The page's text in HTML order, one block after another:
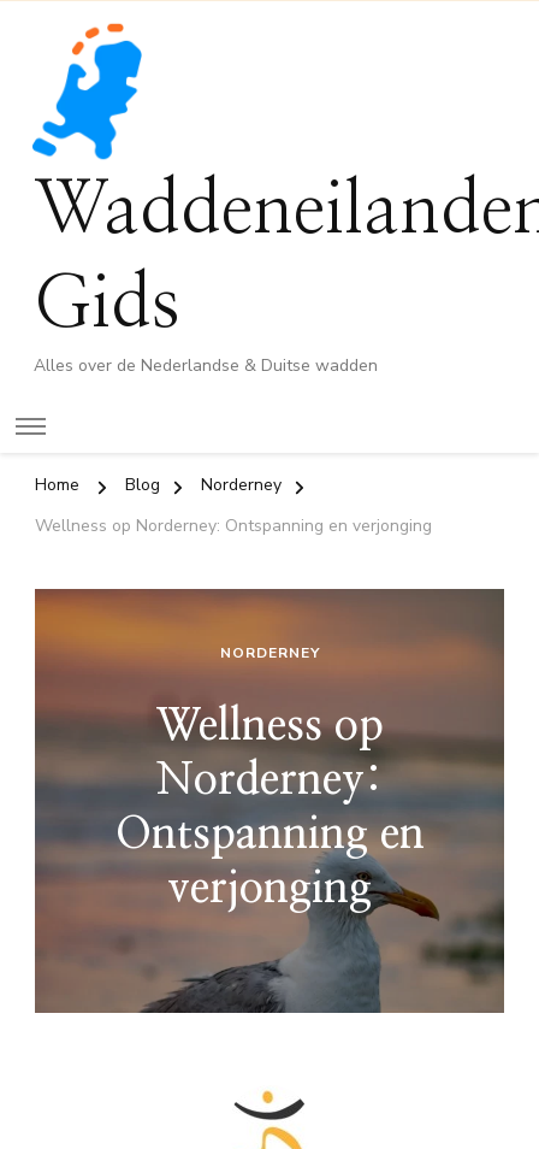
Gids
Alles over de Nederlandse & Duitse wadden
Home Blog
Norderney
Wellness op Norderney: Ontspanning en verjonging
NORDERNEY
Wellness op
Norderney:
Ontspanning en
verjonging